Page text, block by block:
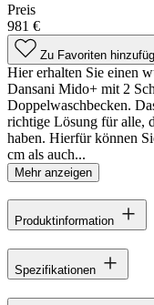
Preis
981 €
Zu Favoriten
Hier erhalten Sie einen
Dansani Mido+ mit 2
Doppelwaschbecken.
richtige Lösung für alle,
haben. Hierfür können
cm als auch...
Mehr anzeigen
Produktinformation
Spezifikationen